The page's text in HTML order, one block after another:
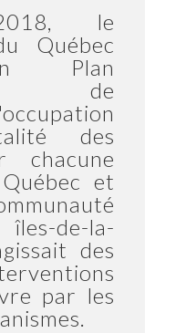
le
Québec
Plan
de
des
chacune
et
de-la-
des
par les